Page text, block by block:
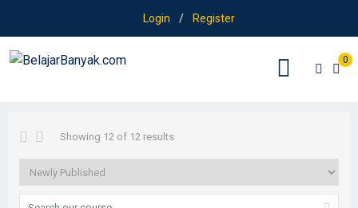
Login / Register
0
Showing 12 of 12 results